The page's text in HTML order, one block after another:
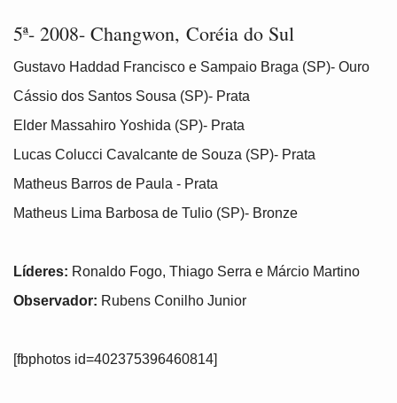
5ª- 2008- Changwon, Coréia do Sul
Gustavo Haddad Francisco e Sampaio Braga (SP)- Ouro
Cássio dos Santos Sousa (SP)- Prata
Elder Massahiro Yoshida (SP)- Prata
Lucas Colucci Cavalcante de Souza (SP)- Prata
Matheus Barros de Paula - Prata
Matheus Lima Barbosa de Tulio (SP)- Bronze
Líderes: Ronaldo Fogo, Thiago Serra e Márcio Martino
Observador: Rubens Conilho Junior
[fbphotos id=402375396460814]